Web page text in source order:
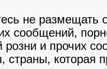
не размещать
сообщений,
розни и прочих
страны, которая